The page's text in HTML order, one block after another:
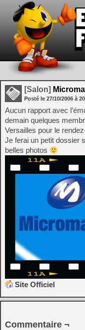
[Salon]
Posté le 27/10/2006 à
Aucun rapport avec
demain quelques
Versailles pour le
Je ferai un petit dossier
belles photos
Site Officiel
Commentaire ¬